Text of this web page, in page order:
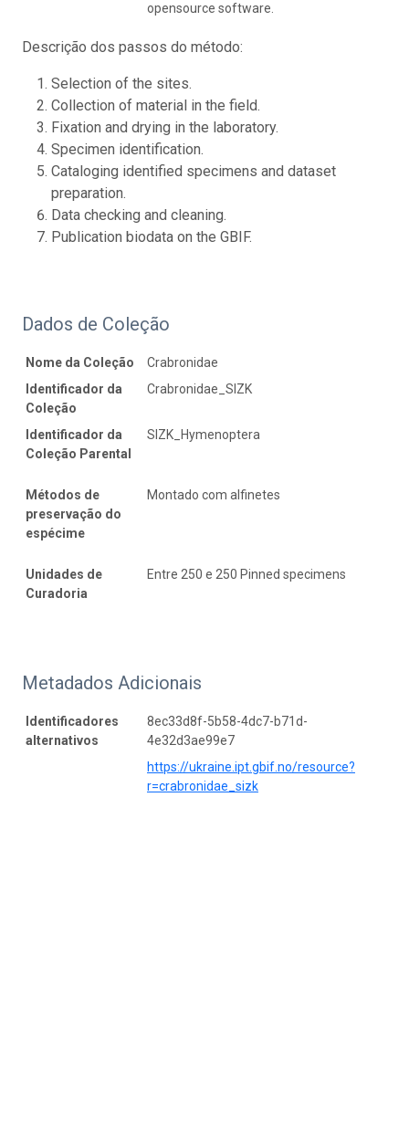
opensource software.
Descrição dos passos do método:
Selection of the sites.
Collection of material in the field.
Fixation and drying in the laboratory.
Specimen identification.
Cataloging identified specimens and dataset
preparation.
Data checking and cleaning.
Publication biodata on the GBIF.
Dados de Coleção
Nome da Coleção
Crabronidae
Identificador da
Coleção
Crabronidae_SIZK
Identificador da
Coleção Parental
SIZK_Hymenoptera
Métodos de
preservação do
espécime
Montado com alfinetes
Unidades de
Curadoria
Entre 250 e 250 Pinned specimens
Metadados Adicionais
Identificadores
alternativos
8ec33d8f-5b58-4dc7-b71d-
4e32d3ae99e7
https://ukraine.ipt.gbif.no/resource?
r=crabronidae_sizk